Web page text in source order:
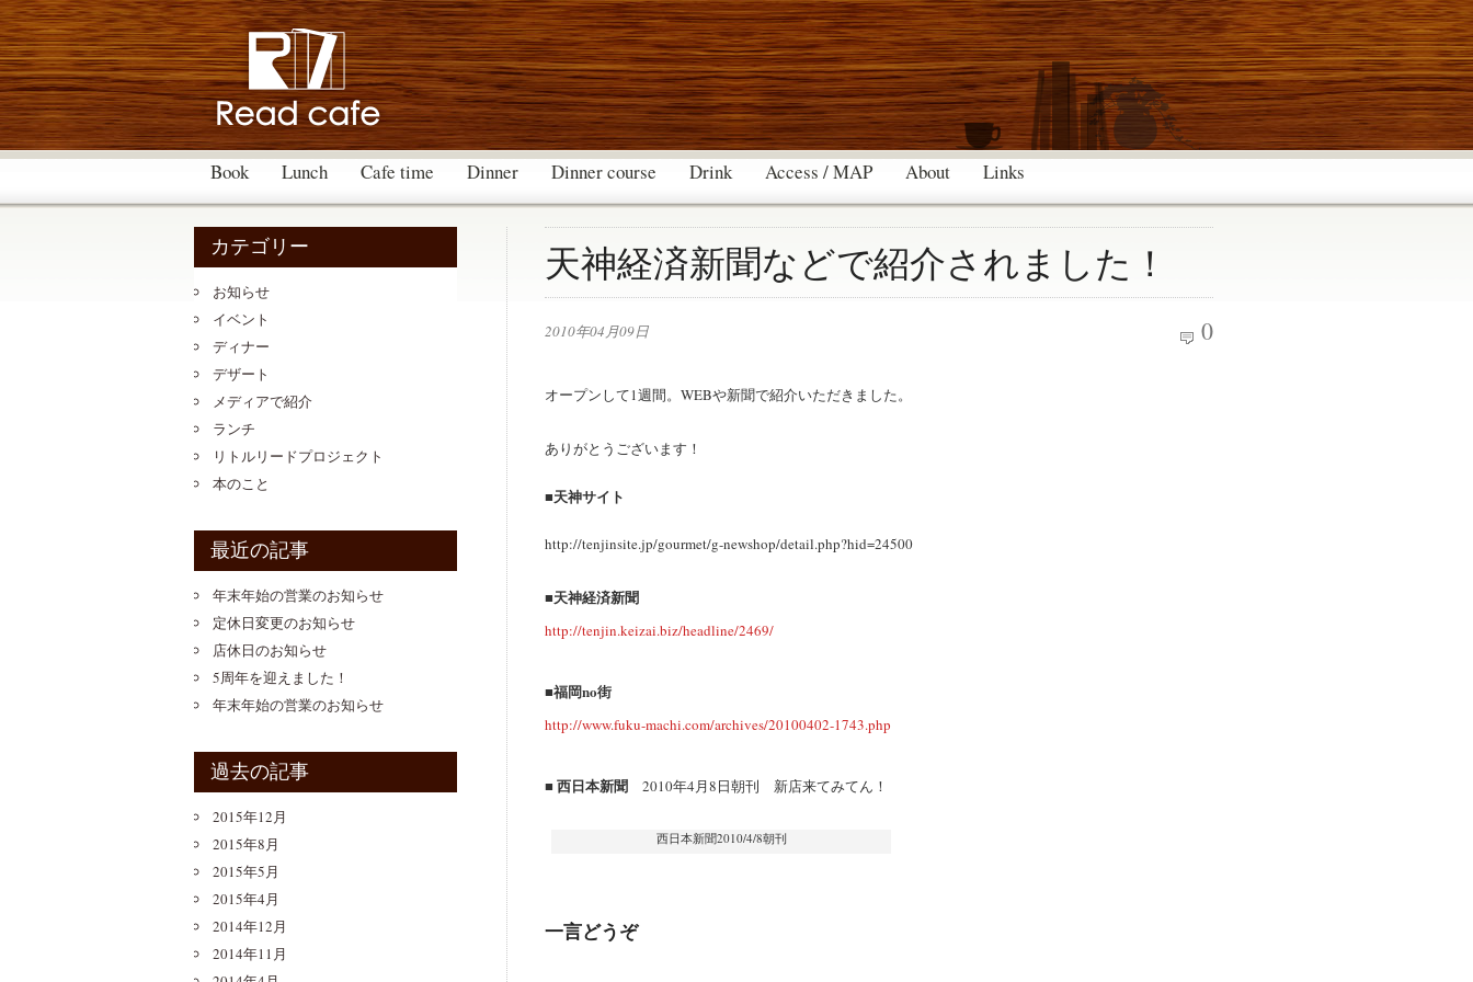
Book Lunch Cafe time Dinner Dinner course Drink Access / MAP About Links
天神経済新聞などで紹介されました！
2010年04月09日 0
オープンして1週間。WEBや新聞で紹介いただきました。
ありがとうございます！
■天神サイト
http://tenjinsite.jp/gourmet/g-newshop/detail.php?hid=24500
■天神経済新聞
http://tenjin.keizai.biz/headline/2469/
■福岡no街
http://www.fuku-machi.com/archives/20100402-1743.php
■ 西日本新聞 2010年4月8日朝刊 新店来てみてん！
西日本新聞2010/4/8朝刊
一言どうぞ
カテゴリー
お知らせ
イベント
ディナー
デザート
メディアで紹介
ランチ
リトルリードプロジェクト
本のこと
最近の記事
年末年始の営業のお知らせ
定休日変更のお知らせ
店休日のお知らせ
5周年を迎えました！
年末年始の営業のお知らせ
過去の記事
2015年12月
2015年8月
2015年5月
2015年4月
2014年12月
2014年11月